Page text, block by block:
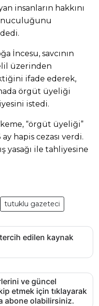
insanların hakkını
İncesu, savcının
üzerinden
ifade ederek,
örgüt üyeliği
istedi.
“örgüt üyeliği”
ay hapis cezası verdi.
yasağı ile tahliyesine
tutuklu gazeteci
edilen kaynak
ve güncel
etmek için tıklayarak
abone olabilirsiniz.